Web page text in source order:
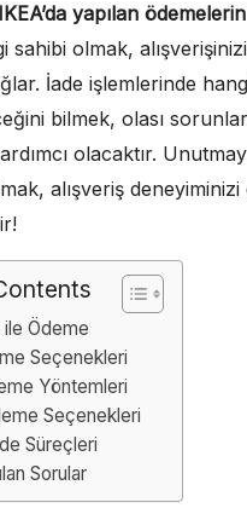
IKEA’da yapılan
sahibi olmak,
İade işlemlerinde
bilmek, olası
olacaktır.
alışveriş
ile Ödeme
Seçenekleri
Yöntemleri
Seçenekleri
Süreçleri
Sorular